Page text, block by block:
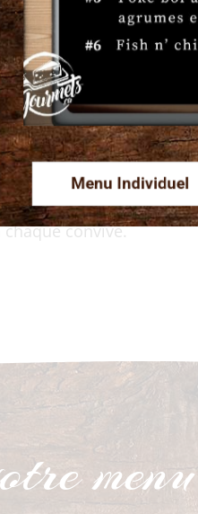
traiteur.
tout comme
service de traiteur
choix des plats à la
vous pour que
vous assister dans
convive.